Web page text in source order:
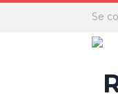
Panneau de gestion
Se